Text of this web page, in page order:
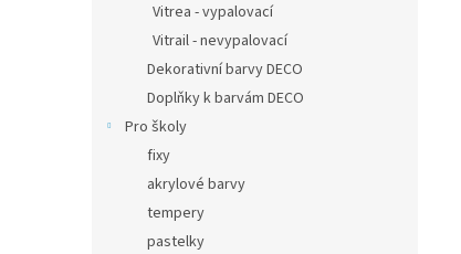
Vitrea - vypalovací
Vitrail - nevypalovací
Dekorativní barvy DECO
Doplňky k barvám DECO
Pro školy
fixy
akrylové barvy
tempery
pastelky